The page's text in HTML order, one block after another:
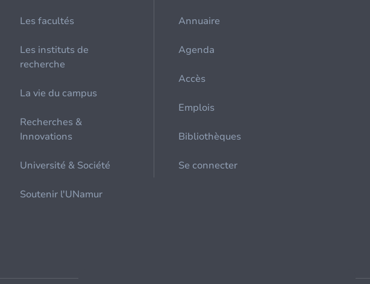
Les facultés
Les instituts de
recherche
La vie du campus
Recherches &
Innovations
Université & Société
Soutenir l'UNamur
Annuaire
Agenda
Accès
Emplois
Bibliothèques
Se connecter